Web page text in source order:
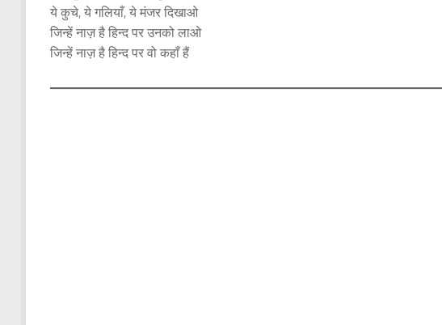
ये कुचे, ये गलियाँ, ये मंजर दिखाओ
जिन्हें नाज़ है हिन्द पर उनको लाओ
जिन्हें नाज़ है हिन्द पर वो कहाँ हैं